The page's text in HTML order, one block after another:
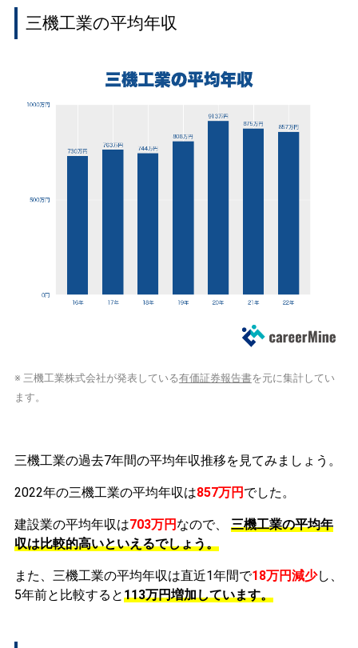
三機工業の平均年収
※ 三機工業株式会社が発表している有価証券報告書を元に集計してい
ます。
三機工業の過去7年間の平均年収推移を見てみましょう。
2022年の三機工業の平均年収は857万円 でした。
建設業の平均年収は703万円 なので、
三機工業の平均年
収は比較的高いといえるでしょう。
また、三機工業の平均年収は直近1年間で18万円減少し、
5年前と比較すると113万円増加しています。